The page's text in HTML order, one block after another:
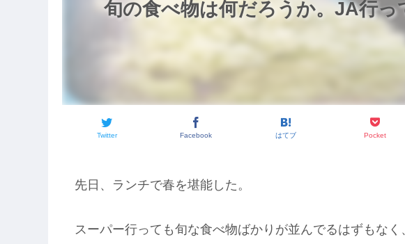
旬の食べ物は何だろうか。JA行
Twitter Facebook はてブ Pocket
先日、ランチで春を堪能した。
スーパー行っても旬な食べ物ばかりが並んでるはずもなく